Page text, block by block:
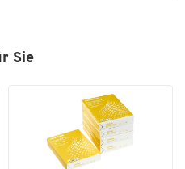
Sie